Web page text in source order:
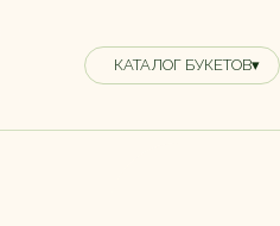
КАТАЛОГ БУКЕТОВ▾